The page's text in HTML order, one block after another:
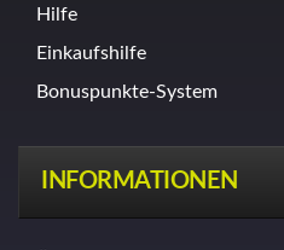
Hilfe
Einkaufshilfe
Bonuspunkte-System
INFORMATIONEN